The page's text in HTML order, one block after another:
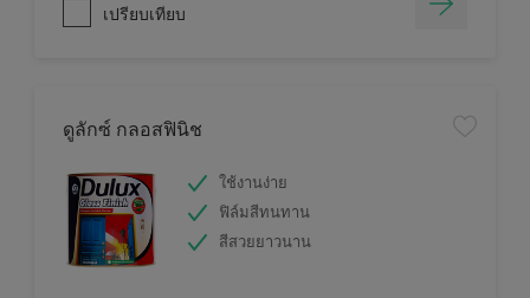
เปรียบเทียบ
ดูลักซ์ กลอสฟินิช
ใช้งานง่าย
ฟิล์มสีทนทาน
สีสวยยาวนาน